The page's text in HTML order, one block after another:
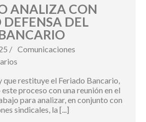
ANALIZA CON
DEL
/ Comunicaciones
que restituye el Feriado Bancario,
proceso con una reunión en el
para analizar, en conjunto con
sindicales, la [...]